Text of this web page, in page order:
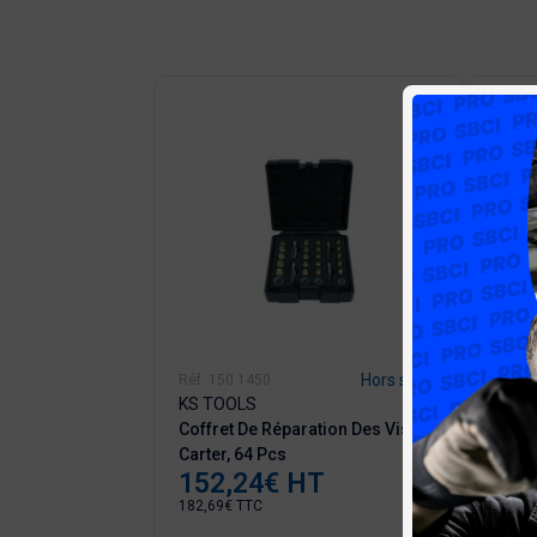
Réf. 150.1450
Hors stock
KS TOOLS
Coffret De Réparation Des Vis De
Carter, 64 Pcs
Prix
152,24€ HT
182,69€ TTC
Réf.
KS
Clé
Huile
Prix
97,68€
-25%